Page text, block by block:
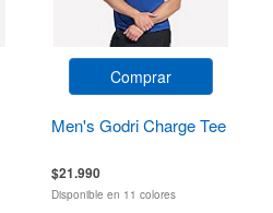
Comprar
Men's Godri Charge Tee
$21.990
Disponible en 11 colores